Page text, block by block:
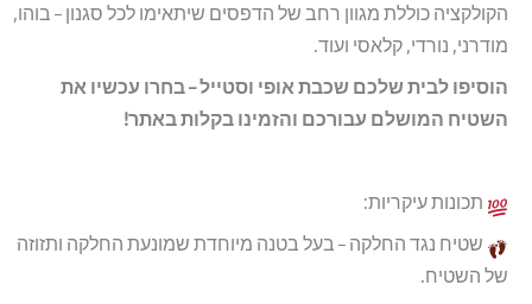
הקולקציה כוללת מגוון רחב של הדפסים שיתאימו לכל סגנון – בוהו,
מודרני, נורדי, קלאסי ועוד.
הוסיפו לבית שלכם שכבת אופי וסטייל – בחרו עכשיו את
השטיח המושלם עבורכם והזמינו בקלות באתר!
תכונות עיקריות:
שטיח נגד החלקה – בעל בטנה מיוחדת שמונעת החלקה ותזוזה
של השטיח.